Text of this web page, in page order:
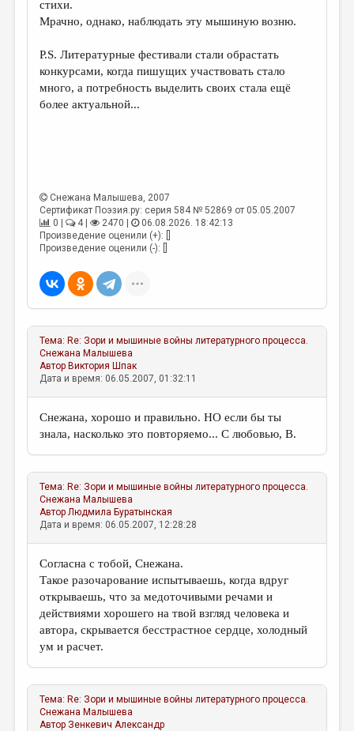
стихи.
Мрачно, однако, наблюдать эту мышиную возню.
P.S. Литературные фестивали стали обрастать
конкурсами, когда пишущих участвовать стало
много, а потребность выделить своих стала ещё
более актуальной...
Снежана Малышева, 2007
Сертификат Поэзия.ру: серия 584 № 52869 от 05.05.2007
0 |
4 | 2470 |
06.08.2026. 18:42:13
Произведение оценили (+): []
Произведение оценили (-): []
Тема: Re: Зори и мышиные войны литературного процесса.
Снежана Малышева
Автор Виктория Шпак
Дата и время: 06.05.2007, 01:32:11
Снежана, хорошо и правильно. НО если бы ты
знала, насколько это повторяемо... С любовью, В.
Тема: Re: Зори и мышиные войны литературного процесса.
Снежана Малышева
АвторЛюдмила Буратынская
Дата и время: 06.05.2007, 12:28:28
Согласна с тобой, Снежана.
Такое разочарование испытываешь, когда вдруг
открываешь, что за медоточивыми речами и
действиями хорошего на твой взгляд человека и
автора, скрывается бесстрастное сердце, холодный
ум и расчет.
Тема: Re: Зори и мышиные войны литературного процесса.
Снежана Малышева
Автор Зенкевич Александр